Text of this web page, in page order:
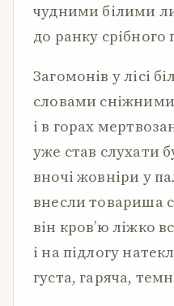
чудними білими
до ранку срібного
Загомонів у лісі
словами
і в горах
уже став слухати
вночі жовніри у
внесли товариша
він кров’ю ліжко
і на підлогу
густа, гаряча,